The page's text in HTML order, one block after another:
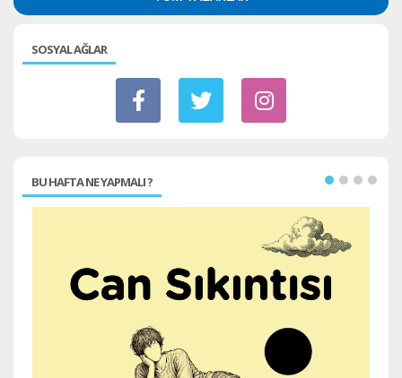
SOSYAL AĞLAR
BU HAFTA NE YAPMALI ?